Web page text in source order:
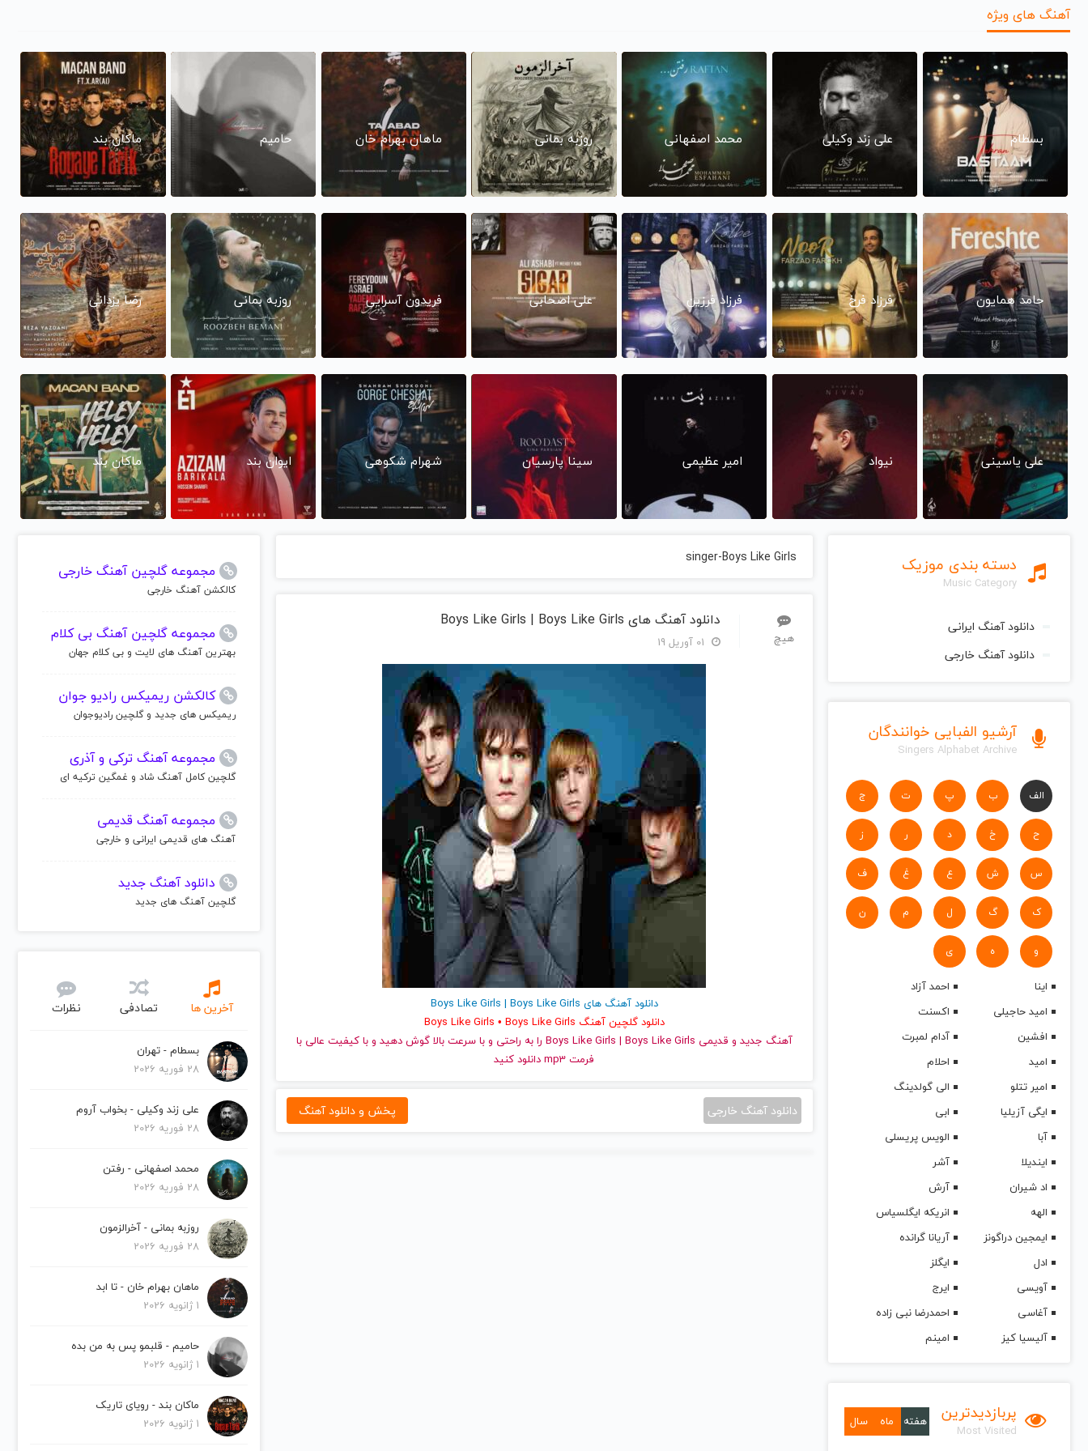
آهنگ های ویژه
بسطام علی زند وکیلی محمد اصفهانی روزبه بمانی ماهان بهرام خان حامیم ماکان بند
حامد همایون فرزاد فرخ فرزاد فرزین علی اصحابی فریدون آسرایی روزبه بمانی رضا یزدانی
علی یاسینی نیواد امیر عظیمی سینا پارسیان شهرام شکوهی ایوان بند ماکان بند
دسته بندی موزیک
Music Category
دانلود آهنگ ایرانی
دانلود آهنگ خارجی
آرشیو الفبایی خوانندگان
Singers Alphabet Archive
الف ب پ ت ج
ح خ د ر ز
س ش ع غ ف
ک گ ل م ن
و ه ی
اینا
احمد آزاد
امید حاجیلی
اکسنت
افشین
آدام لمبرت
امید
احلام
امیر تتلو
الی گولدینگ
ایگی آزیلیا
ابی
آبا
الویس پریسلی
ایندیلا
آشر
اد شیران
آرش
الهه
انریکه ایگلسیاس
ایمجین دراگونز
آریانا گرانده
ادل
ایگلز
آویسی
ایرج
آغاسی
احمدرضا نبی زاده
آلیسیا کیز
امینم
پربازدیدترین
Most Visited
هفته ماه سال
singer-Boys Like Girls
هیچ
دانلود آهنگ های Boys Like Girls | Boys Like Girls
دانلود آهنگ های Boys Like Girls | Boys Like Girls
دانلود گلچین آهنگ Boys Like Girls • Boys Like Girls
آهنگ جدید
و قدیمی Boys Like Girls | Boys Like Girls را به راحتی و با سرعت بالا گوش دهید و با کیفیت عالی با
فرمت mp3 دانلود کنید
دانلود آهنگ خارجی پخش و دانلود آهنگ
مجموعه گلچین آهنگ خارجی
کالکشن آهنگ خارجی
مجموعه گلچین آهنگ بی کلام
بهترین آهنگ های لایت و بی کلام جهان
کالکشن ریمیکس رادیو جوان
ریمیکس های جدید و گلچین رادیوجوان
مجموعه آهنگ ترکی و آذری
گلچین کامل آهنگ شاد و غمگین ترکیه ای
مجموعه آهنگ قدیمی
آهنگ های قدیمی ایرانی و خارجی
دانلود آهنگ جدید
گلچین آهنگ های جدید
آخرین ها تصادفی نظرات
بسطام - تهران
28 فوریه 2026
علی زند وکیلی - بخواب آروم
28 فوریه 2026
محمد اصفهانی - رفتن
28 فوریه 2026
روزبه بمانی - آخرالزمون
28 فوریه 2026
ماهان بهرام خان - تا ابد
1 ژانویه 2026
حامیم - قلبمو پس به من بده
1 ژانویه 2026
ماکان بند - رویای تاریک
1 ژانویه 2026